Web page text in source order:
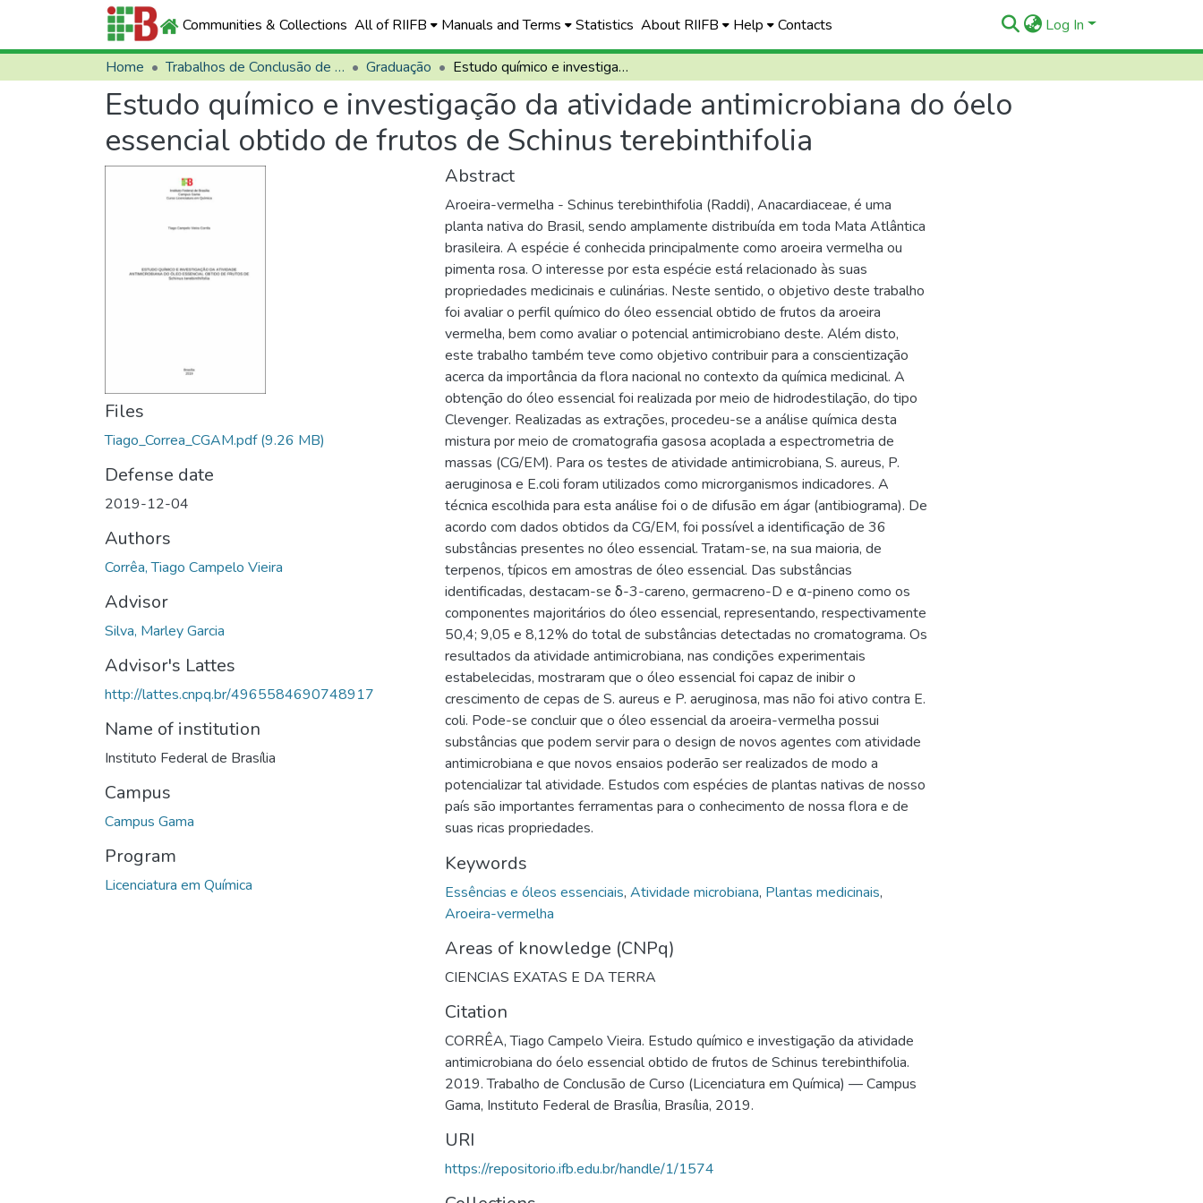
Communities & Collections All of RIIFB Manuals and Terms Statistics About RIIFB Help Contacts Log In
Home Trabalhos de Conclusão de Curso (TCCs) Graduação Estudo químico e investigação da atividade antimicrobiana do óelo essencial obtido de frutos de Schinus terebinthifolia
Estudo químico e investigação da atividade antimicrobiana do óelo
essencial obtido de frutos de Schinus terebinthifolia
Files
Tiago_Correa_CGAM.pdf(9.26 MB)
Defense date
2019-12-04
Authors
Corrêa, Tiago Campelo Vieira
Advisor
Silva, Marley Garcia
Advisor's Lattes
http://lattes.cnpq.br/4965584690748917
Name of institution
Instituto Federal de Brasília
Campus
Campus Gama
Program
Licenciatura em Química
Abstract
Aroeira-vermelha - Schinus terebinthifolia (Raddi), Anacardiaceae, é uma
planta nativa do Brasil, sendo amplamente distribuída em toda Mata Atlântica
brasileira. A espécie é conhecida principalmente como aroeira vermelha ou
pimenta rosa. O interesse por esta espécie está relacionado às suas
propriedades medicinais e culinárias. Neste sentido, o objetivo deste trabalho
foi avaliar o perfil químico do óleo essencial obtido de frutos da aroeira
vermelha, bem como avaliar o potencial antimicrobiano deste. Além disto,
este trabalho também teve como objetivo contribuir para a conscientização
acerca da importância da flora nacional no contexto da química medicinal. A
obtenção do óleo essencial foi realizada por meio de hidrodestilação, do tipo
Clevenger. Realizadas as extrações, procedeu-se a análise química desta
mistura por meio de cromatografia gasosa acoplada a espectrometria de
massas (CG/EM). Para os testes de atividade antimicrobiana, S. aureus, P.
aeruginosa e E.coli foram utilizados como microrganismos indicadores. A
técnica escolhida para esta análise foi o de difusão em ágar (antibiograma). De
acordo com dados obtidos da CG/EM, foi possível a identificação de 36
substâncias presentes no óleo essencial. Tratam-se, na sua maioria, de
terpenos, típicos em amostras de óleo essencial. Das substâncias
identificadas, destacam-se δ-3-careno, germacreno-D e α-pineno como os
componentes majoritários do óleo essencial, representando, respectivamente
50,4; 9,05 e 8,12% do total de substâncias detectadas no cromatograma. Os
resultados da atividade antimicrobiana, nas condições experimentais
estabelecidas, mostraram que o óleo essencial foi capaz de inibir o
crescimento de cepas de S. aureus e P. aeruginosa, mas não foi ativo contra E.
coli. Pode-se concluir que o óleo essencial da aroeira-vermelha possui
substâncias que podem servir para o design de novos agentes com atividade
antimicrobiana e que novos ensaios poderão ser realizados de modo a
potencializar tal atividade. Estudos com espécies de plantas nativas de nosso
país são importantes ferramentas para o conhecimento de nossa flora e de
suas ricas propriedades.
Keywords
Essências e óleos essenciais, Atividade microbiana, Plantas medicinais,
Aroeira-vermelha
Areas of knowledge (CNPq)
CIENCIAS EXATAS E DA TERRA
Citation
CORRÊA, Tiago Campelo Vieira. Estudo químico e investigação da atividade
antimicrobiana do óelo essencial obtido de frutos de Schinus terebinthifolia.
2019. Trabalho de Conclusão de Curso (Licenciatura em Química) — Campus
Gama, Instituto Federal de Brasília, Brasília, 2019.
URI
https://repositorio.ifb.edu.br/handle/1/1574